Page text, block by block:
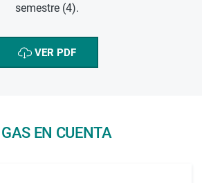
semestre (4).
VER PDF
EN CUENTA